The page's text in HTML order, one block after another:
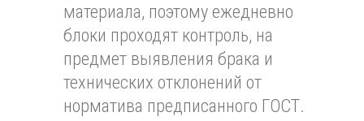
материала, поэтому ежедневно
блоки проходят контроль, на
предмет выявления брака и
технических отклонений от
норматива предписанного ГОСТ.